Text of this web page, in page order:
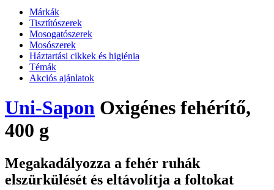
Márkák
Tisztítószerek
Mosogatószerek
Mosószerek
Háztartási cikkek és higiénia
Témák
Akciós ajánlatok
Uni-Sapon Oxigénes fehérítő,
400 g
Megakadályozza a fehér ruhák
elszürkülését és eltávolítja a foltokat